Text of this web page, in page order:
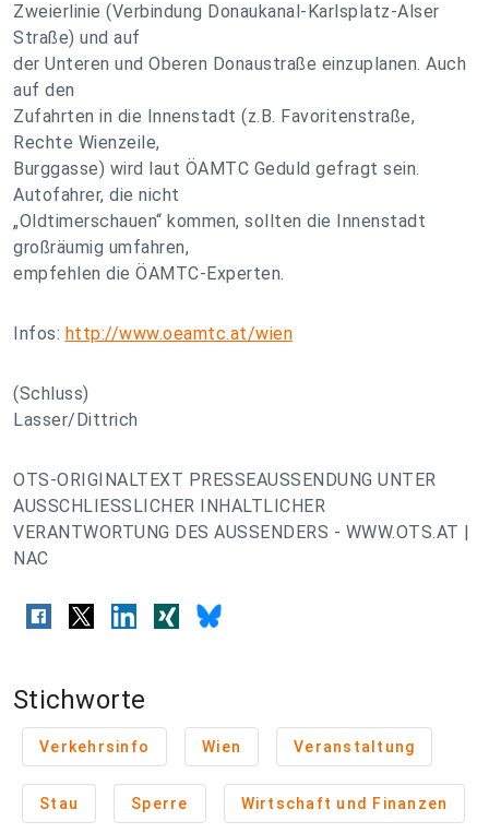
Zweierlinie (Verbindung Donaukanal-Karlsplatz-Alser
Straße) und auf
der Unteren und Oberen Donaustraße einzuplanen. Auch
auf den
Zufahrten in die Innenstadt (z.B. Favoritenstraße,
Rechte Wienzeile,
Burggasse) wird laut ÖAMTC Geduld gefragt sein.
Autofahrer, die nicht
„Oldtimerschauen“ kommen, sollten die Innenstadt
großräumig umfahren,
empfehlen die ÖAMTC-Experten.
Infos: http://www.oeamtc.at/wien
(Schluss)
Lasser/Dittrich
OTS-ORIGINALTEXT PRESSEAUSSENDUNG UNTER
AUSSCHLIESSLICHER INHALTLICHER
VERANTWORTUNG DES AUSSENDERS - WWW.OTS.AT |
NAC
Stichworte
Verkehrsinfo Wien Veranstaltung
Stau Sperre Wirtschaft und Finanzen